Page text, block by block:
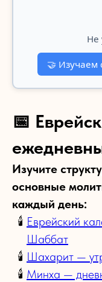
Не
🤝 Изучаем
📅
Изучите
основные
каждый день:
Еврейский
Шаббат
Шахарит —
Минха —